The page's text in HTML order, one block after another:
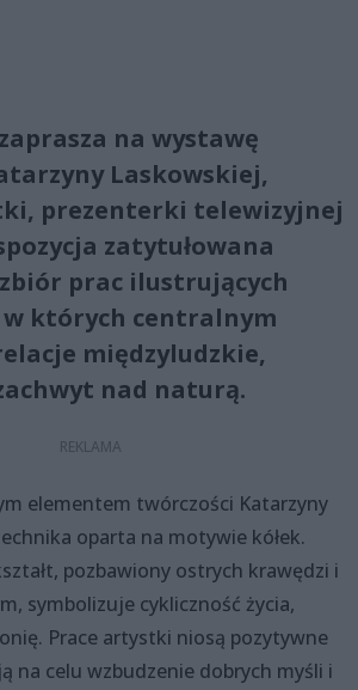
na wystawę
Laskowskiej,
prezenterki telewizyjnej
zatytułowana
prac ilustrujących
w których centralnym
międzyludzkie,
nad naturą.
elementem twórczości Katarzyny
oparta na motywie kółek.
pozbawiony ostrych krawędzi i
symbolizuje cykliczność życia,
Prace artystki niosą pozytywne
na celu wzbudzenie dobrych myśli i